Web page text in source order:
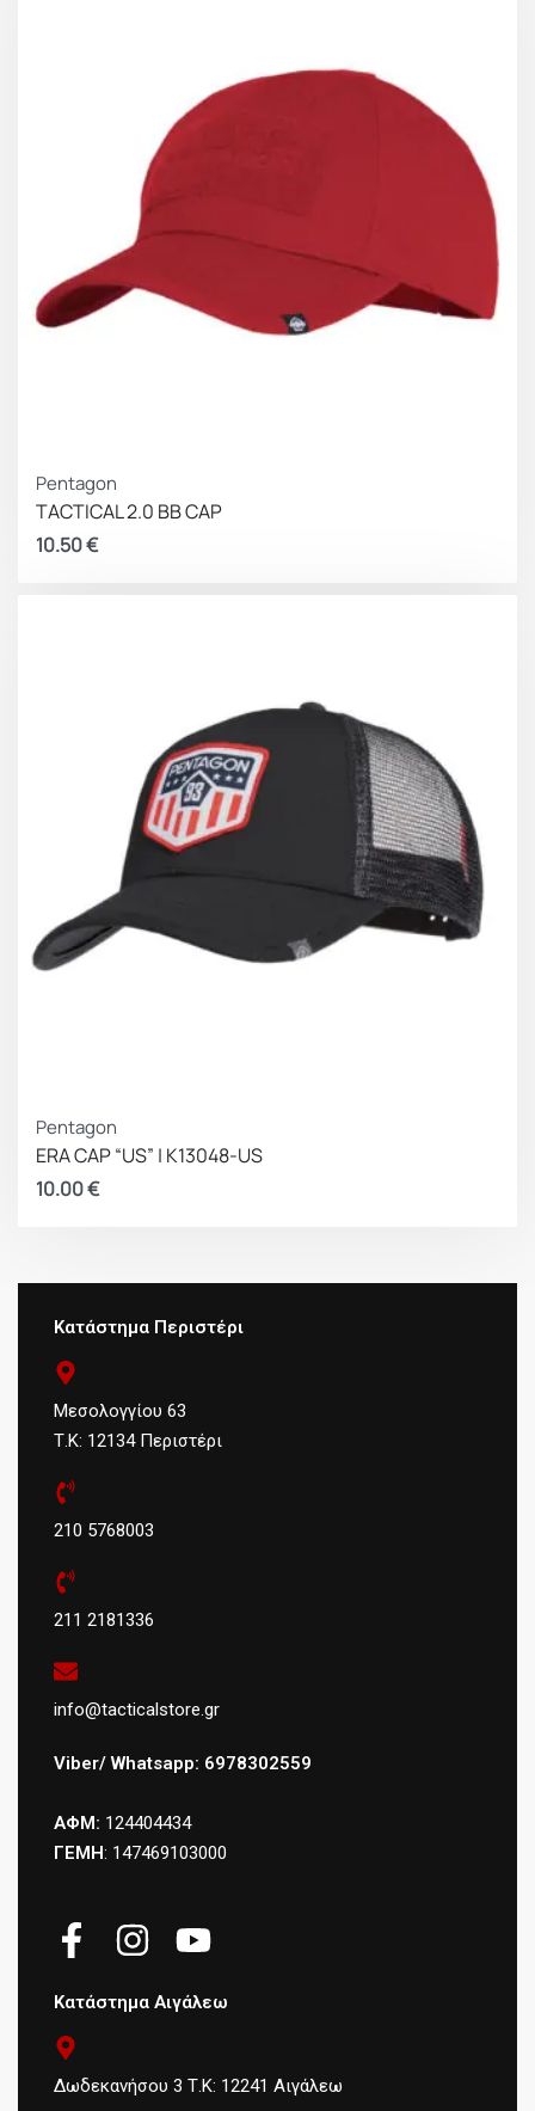
Pentagon
TACTICAL 2.0 BB CAP
10.50€
Pentagon
ERA CAP “US” | K13048-US
10.00€
Κατάστημα Περιστέρι
Μεσολογγίου 63
Τ.Κ: 12134 Περιστέρι
210 5768003
211 2181336
info@tacticalstore.gr
Viber/ Whatsapp: 6978302559
ΑΦΜ: 124404434
ΓΕΜΗ: 147469103000
Κατάστημα Αιγάλεω
Δωδεκανήσου 3 Τ.Κ: 12241 Αιγάλεω